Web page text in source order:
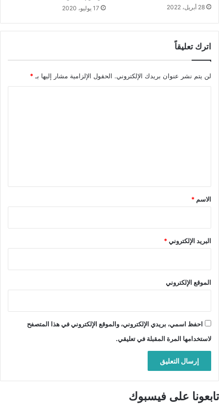
28 أبريل، 2022 17 يوليو، 2020
اترك تعليقاً
لن يتم نشر عنوان بريدك الإلكتروني. الحقول الإلزامية مشار إليها بـ *
*
الاسم *
البريد الإلكتروني*
الموقع الإلكتروني
احفظ اسمي، بريدي الإلكتروني، والموقع الإلكتروني في هذا المتصفح
لاستخدامها المرة المقبلة في تعليقي.
تابعونا على فيسبوك